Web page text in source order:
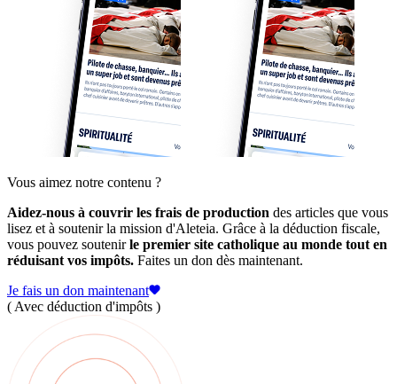
Vous aimez notre contenu ?
Aidez-nous à couvrir les frais de production des articles que vous
lisez et à soutenir la mission d'Aleteia. Grâce à la déduction fiscale,
vous pouvez soutenirle premier site catholique au monde tout en
réduisant vos impôts. Faites un don dès maintenant.
Je fais un don maintenant
( Avec déduction d'impôts )